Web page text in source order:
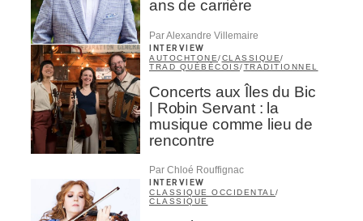
ans de carrière
Par Alexandre Villemaire
INTERVIEW
AUTOCHTONE/CLASSIQUE/
TRAD QUÉBÉCOIS/TRADITIONNEL
Concerts aux Îles du Bic
| Robin Servant : la
musique comme lieu de
rencontre
Par Chloé Rouffignac
INTERVIEW
CLASSIQUE OCCIDENTAL/
CLASSIQUE